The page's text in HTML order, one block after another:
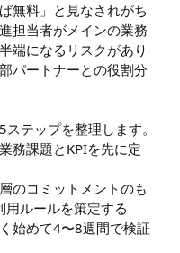
無料」と見なされがち
担当者がメインの業務
端になるリスクがあり
パートナーとの役割分
テップを整理します。
務課題とKPIを先に定
のコミットメントのも
用ルールを策定する
始めて4〜8週間で検証